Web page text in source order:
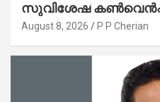
സുവിശേഷ
August 8, 2026 P P Cherian